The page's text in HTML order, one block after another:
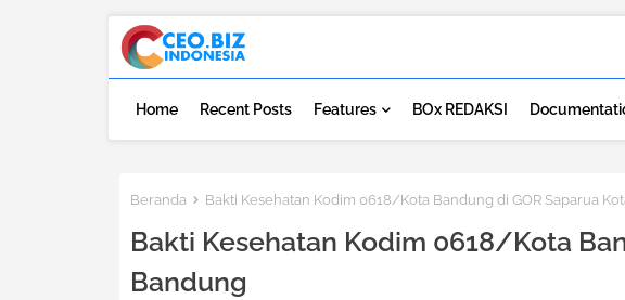
Home Recent Posts Features BOx REDAKSI
Beranda Bakti Kesehatan Kodim 0618/Kota Bandung di GOR Saparua
Bakti Kesehatan Kodim 0618/Kota
Bandung